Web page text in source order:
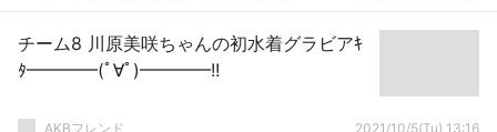
チーム8 川原美咲ちゃんの初水着グラビアｷ
ﾀ━━━━(ﾟ∀ﾟ)━━━━!!
AKBフレンド 2021/10/5(Tu) 13:16